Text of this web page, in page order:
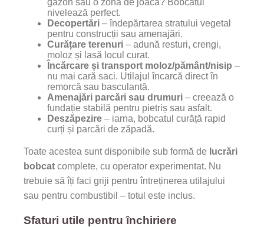
gazon sau o zonă de joacă? Bobcatul
nivelează perfect.
Decopertări – îndepărtarea stratului vegetal
pentru construcții sau amenajări.
Curățare terenuri – adună resturi, crengi,
moloz și lasă locul curat.
Încărcare și transport moloz/pământ/nisip –
nu mai cară saci. Utilajul încarcă direct în
remorcă sau basculantă.
Amenajări parcări sau drumuri – creează o
fundație stabilă pentru pietriș sau asfalt.
Deszăpezire – iarna, bobcatul curăță rapid
curți și parcări de zăpadă.
Toate acestea sunt disponibile sub formă de lucrări
bobcat complete, cu operator experimentat. Nu
trebuie să îți faci griji pentru întreținerea utilajului
sau pentru combustibil – totul este inclus.
Sfaturi utile pentru închiriere